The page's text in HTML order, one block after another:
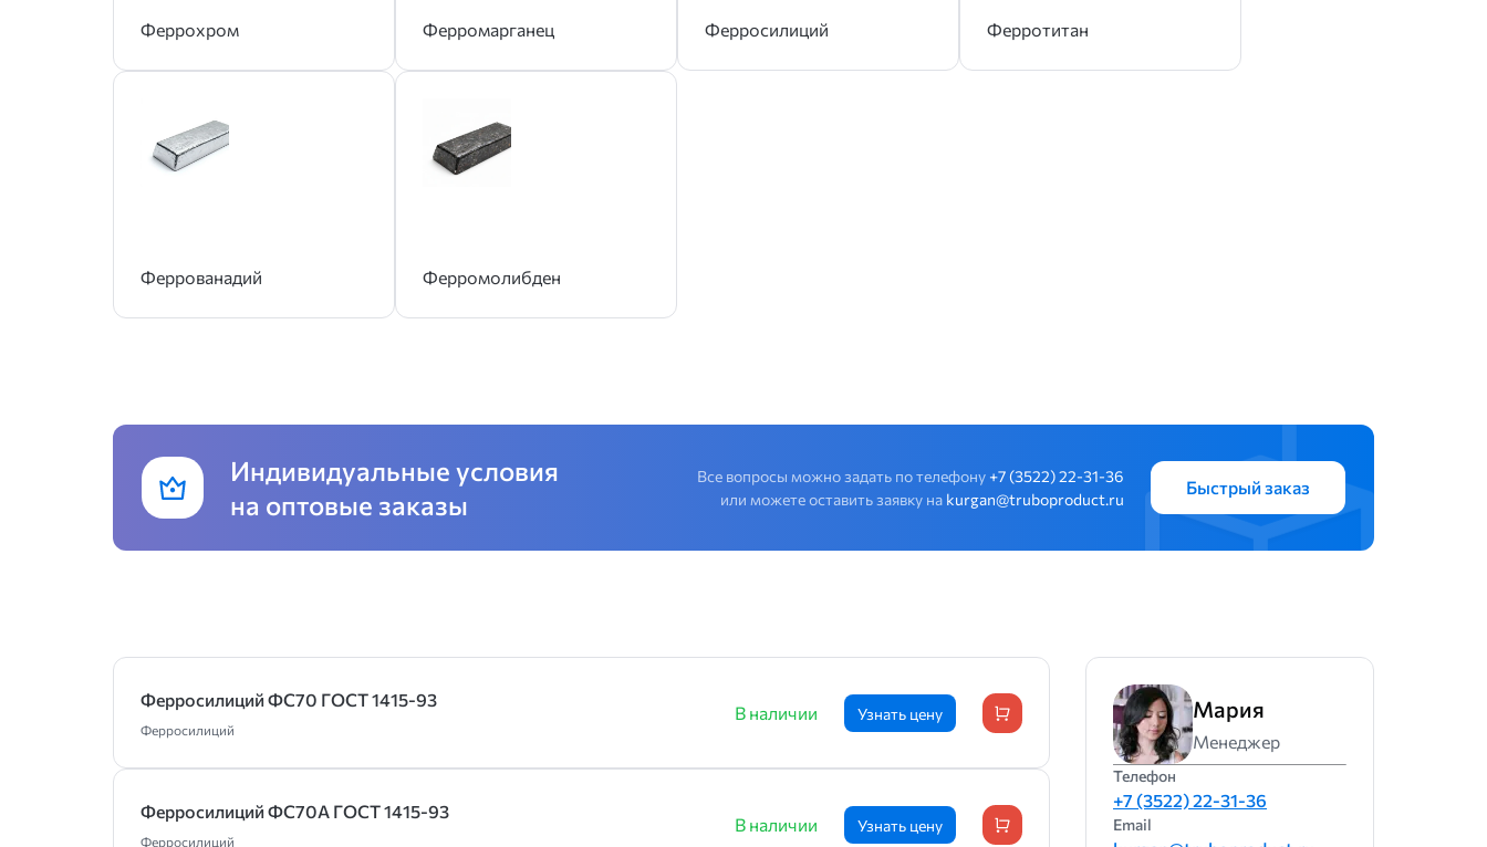
Феррохром Ферромарганец Ферросилиций Ферротитан
Феррованадий Ферромолибден
Индивидуальные условия
на оптовые заказы
Все вопросы можно задать по телефону +7 (3522) 22-31-36
или можете оставить заявку на kurgan@truboproduct.ru
Быстрый заказ
Ферросилиций ФС70 ГОСТ 1415-93
Ферросилиций
В наличии Узнать цену
Ферросилиций ФС70А ГОСТ 1415-93
Ферросилиций
В наличии Узнать цену
Мария
Менеджер
Телефон
+7 (3522) 22-31-36
Email